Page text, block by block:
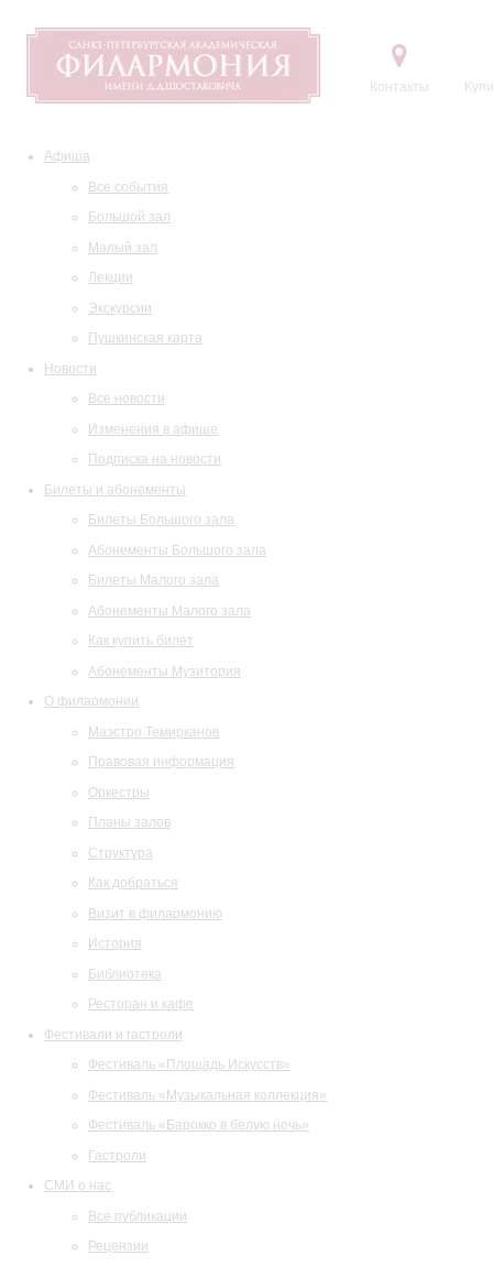
Контакты
Афиша
Все события
Большой зал
Малый зал
Лекции
Экскурсии
Пушкинская карта
Новости
Все новости
Изменения в афише
Подписка на новости
Билеты и абонементы
Билеты Большого зала
Абонементы Большого зала
Билеты Малого зала
Абонементы Малого зала
Как купить билет
Абонементы Музитория
О филармонии
Маэстро Темирканов
Правовая информация
Оркестры
Планы залов
Структура
Как добраться
Визит в филармонию
История
Библиотека
Ресторан и кафе
Фестивали и гастроли
Фестиваль «Площадь Искусств»
Фестиваль «Музыкальная коллекция»
Фестиваль «Барокко в белую ночь»
Гастроли
СМИ о нас
Все публикации
Рецензии